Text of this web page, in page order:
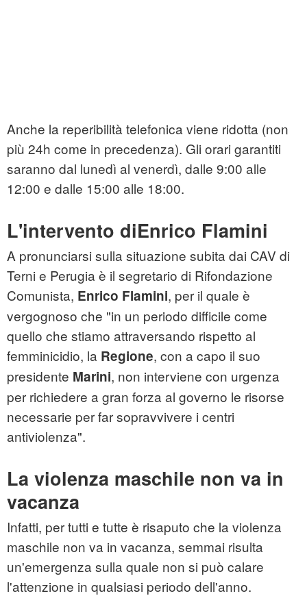
Anche la reperibilità telefonica viene ridotta (non
più 24h come in precedenza). Gli orari garantiti
saranno dal lunedì al venerdì, dalle 9:00 alle
12:00 e dalle 15:00 alle 18:00.
L'intervento diEnrico Flamini
A pronunciarsi sulla situazione subita dai CAV di
Terni e Perugia è il segretario di Rifondazione
Comunista, Enrico Flamini, per il quale è
vergognoso che "in un periodo difficile come
quello che stiamo attraversando rispetto al
femminicidio, la Regione, con a capo il suo
presidente Marini, non interviene con urgenza
per richiedere a gran forza al governo le risorse
necessarie per far sopravvivere i centri
antiviolenza".
La violenza maschile non va in
vacanza
Infatti, per tutti e tutte è risaputo che la violenza
maschile non va in vacanza, semmai risulta
un'emergenza sulla quale non si può calare
l'attenzione in qualsiasi periodo dell'anno.